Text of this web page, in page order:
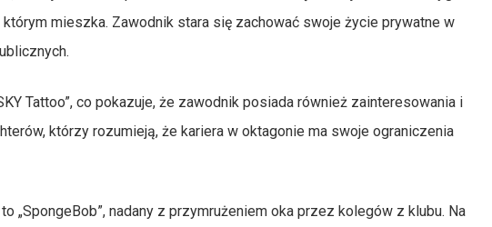
mieszka. Zawodnik stara się zachować swoje życie prywatne w
Tattoo”, co pokazuje, że zawodnik posiada również zainteresowania i
którzy rozumieją, że kariera w oktagonie ma swoje ograniczenia
„SpongeBob”, nadany z przymrużeniem oka przez kolegów z klubu. Na